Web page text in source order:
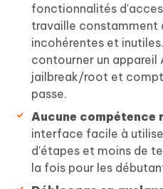
fonctionnalités
travaille constamment
incohérentes et
contourner un appareil
jailbreak/root et
passe.
Aucune compétence
interface facile à
d'étapes et moins de
la fois pour les